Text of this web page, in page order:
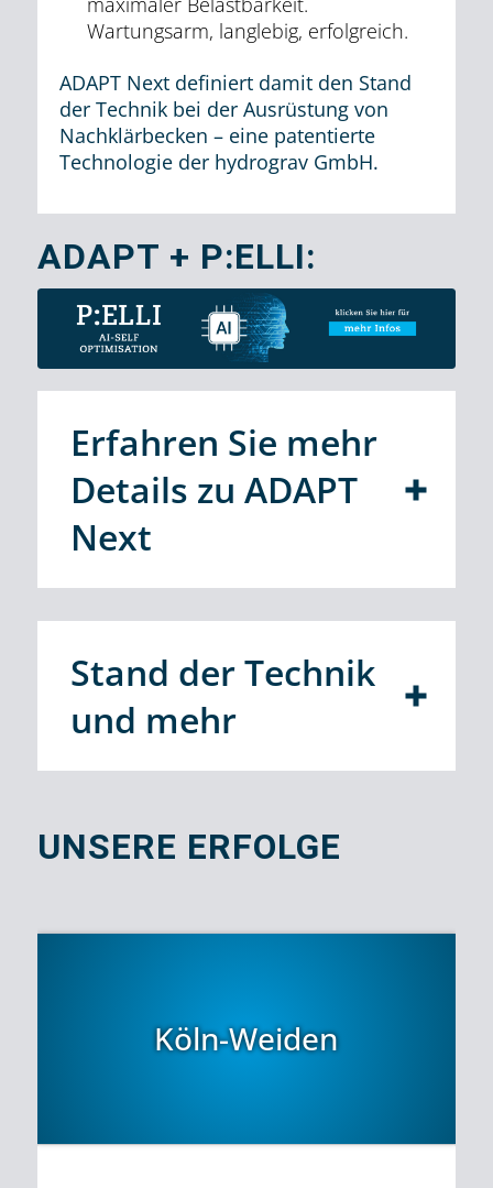
Wartungsarm, langlebig, erfolgreich.
ADAPT Next definiert damit den Stand
der Technik bei der Ausrüstung von
Nachklärbecken – eine patentierte
Technologie der hydrograv GmbH.
ADAPT + P:ELLI:
Erfahren Sie mehr
Details zu ADAPT
Next
Stand der Technik
und mehr
UNSERE ERFOLGE
Köln-Weiden